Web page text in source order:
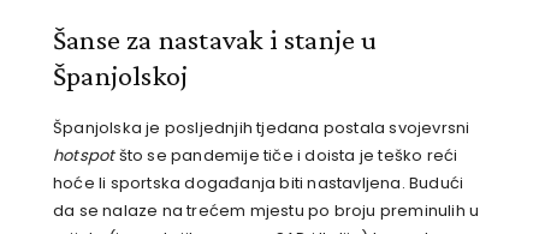
Šanse za nastavak i stanje u
Španjolskoj
Španjolska je posljednjih tjedana postala svojevrsni
hotspotšto se pandemije tiče i doista je teško reći
hoće li sportska događanja biti nastavljena. Budući
da se nalaze na trećem mjestu po broju preminulih u